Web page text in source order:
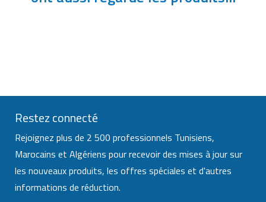
Restez connecté
Rejoignez plus de 2 500 professionnels Tunisiens,
Marocains et Algériens pour recevoir des mises à jour sur
les nouveaux produits, les offres spéciales et d'autres
informations de réduction.